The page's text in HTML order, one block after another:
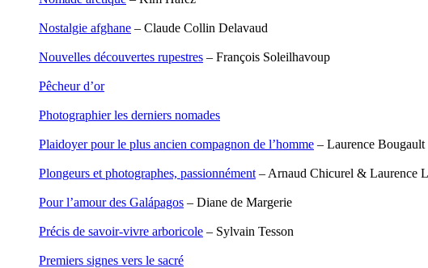
Lobo Éric
Loireau Alexis
Lutz Philippe
Manoukian Patrick
Marthaler Claude
Mathieu Sandra
Mittelette Eddie
Mouginet Xavier
Muller Victor
Neyroud Michel
Nostalgie afghane – Claude Collin Delavaud
Nouvelles découvertes rupestres – François Soleilhavoup
Pêcheur d’or
Photographier les derniers nomades
Plaidoyer pour le plus ancien compagnon de l’homme – Laurence Bougault
Plongeurs et photographes, passionnément – Arnaud Chicurel & Laurence
Pour l’amour des Galápagos – Diane de Margerie
Précis de savoir-vivre arboricole – Sylvain Tesson
Premiers signes vers le sacré